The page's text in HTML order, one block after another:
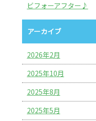
ビフォーアフター♪
アーカイブ
2026年2月
2025年10月
2025年8月
2025年5月